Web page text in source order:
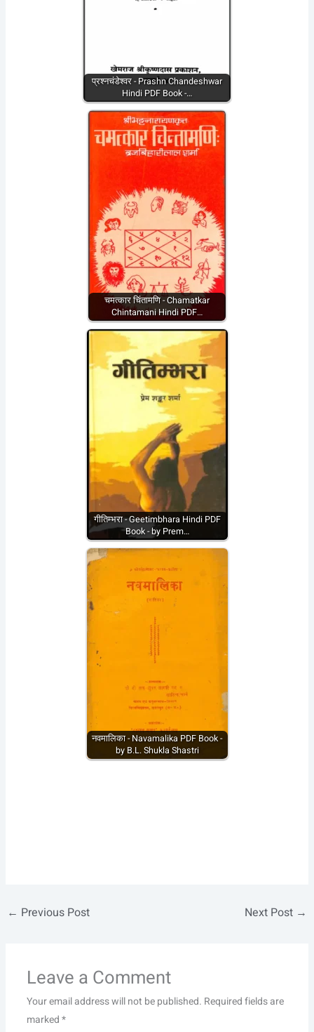
प्रश्नचंडेश्वर - Prashn Chandeshwar
Hindi PDF Book -…
चमत्कार चिंतामणि - Chamatkar
Chintamani Hindi PDF…
गीतिम्भरा - Geetimbhara Hindi PDF
Book - by Prem…
नवमालिका - Navamalika PDF Book -
by B.L. Shukla Shastri
← Previous Post Next Post →
Leave a Comment
Your email address will not be published. Required fields are
marked*